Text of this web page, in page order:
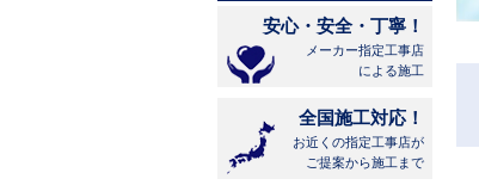
安心・安全・丁寧！
メーカー指定工事店
による施工
全国施工対応！
お近くの指定工事店が
ご提案から施工まで